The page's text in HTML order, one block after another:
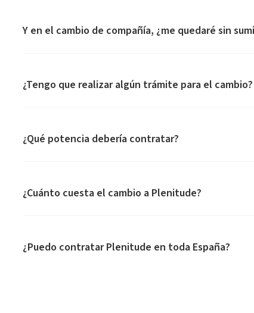
Y en el cambio de compañía, ¿me quedaré sin
¿Tengo que realizar algún trámite para el cambio?
¿Qué potencia debería contratar?
¿Cuánto cuesta el cambio a Plenitude?
¿Puedo contratar Plenitude en toda España?